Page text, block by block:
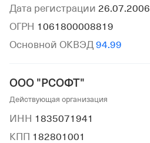
Дата регистрации 26.07.2006
ОГРН 1061800008819
Основной ОКВЭД 94.99
ООО "РСОФТ"
Действующая организация
ИНН 1835071941
КПП 182801001